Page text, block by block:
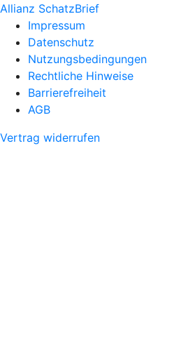
Allianz SchatzBrief
Impressum
Datenschutz
Nutzungsbedingungen
Rechtliche Hinweise
Barrierefreiheit
AGB
Vertrag widerrufen